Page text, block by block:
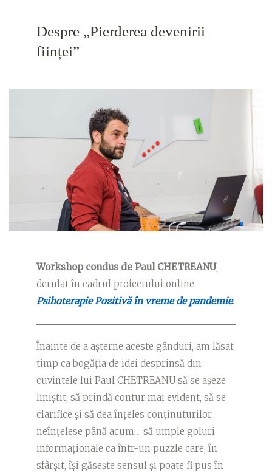
Despre „Pierderea devenirii
ființei”
Workshop condus de Paul CHETREANU,
derulat în cadrul proiectului online
Psihoterapie Pozitivă în vreme de pandemie.
Înainte de a așterne aceste gânduri, am lăsat
timp ca bogăția de idei desprinsă din
cuvintele lui Paul CHETREANU să se așeze
liniștit, să prindă contur mai evident, să se
clarifice și să dea înțeles conținuturilor
neînțelese până acum… să umple goluri
informaționale ca într-un puzzle care, în
sfârșit, își găsește sensul și poate fi pus în